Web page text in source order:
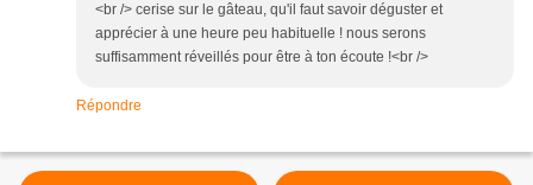
<br /> cerise sur le gâteau, qu'il faut savoir déguster et
apprécier à une heure peu habituelle ! nous serons
suffisamment réveillés pour être à ton écoute !<br />
Répondre